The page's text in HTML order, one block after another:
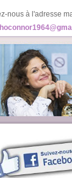
nous à l'adresse